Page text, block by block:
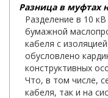
Разница в муфтах
Разделение в 10
бумажной
кабеля с
обусловлено
конструктивных
Что, в том числе,
кабеля, так и на